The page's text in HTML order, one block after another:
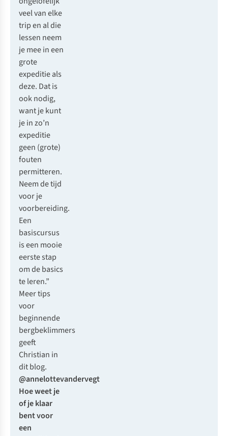
veel van elke
trip en al die
lessen neem
je mee in een
grote
expeditie als
deze. Dat is
ook nodig,
want je kunt
je in zo’n
expeditie
geen (grote)
fouten
permitteren.
Neem de tijd
voor je
voorbereiding.
Een
basiscursus
is een mooie
eerste stap
om de basics
te leren.”
Meer tips
voor
beginnende
bergbeklimmers
geeft
Christian in
dit blog.
@annelottevandervegt
Hoe weet je
of je klaar
bent voor
een